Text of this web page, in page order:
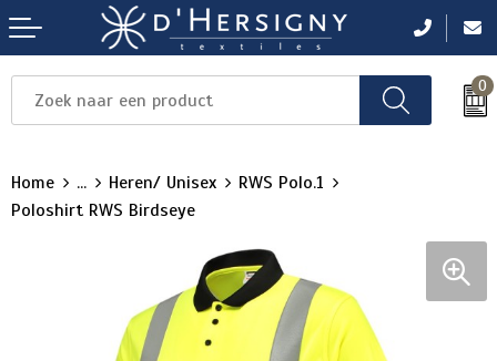
0
Home ... Heren/ Unisex
RWS Polo.1
Poloshirt RWS Birdseye